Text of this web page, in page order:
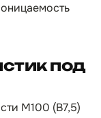
под
М100 (B7,5)